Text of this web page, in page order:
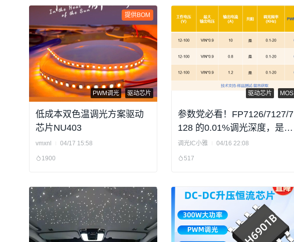
提供BOM
PWM调光 驱动芯片
低成本双色温调光方案驱动
芯片NU403
vmxnl 04/17 15:58
1900
驱动芯片 MOS
参数党必看！FP7126/7127/7
128 的0.01%调光深度，是噱
头还是实力？
调光IC小雅 04/16 22:08
517